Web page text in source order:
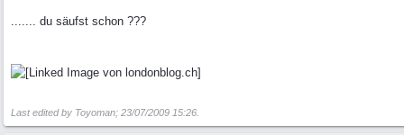
....... du säufst schon ???
Last edited by Toyoman; 23/07/2009 15:26